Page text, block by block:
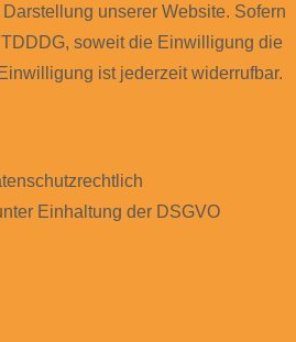
unserer Website. Sofern
soweit die Einwilligung die
ist jederzeit widerrufbar.
Einhaltung der DSGVO